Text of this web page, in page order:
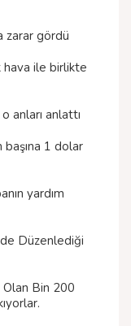
zarar gördü
hava ile birlikte
anları anlattı
başına 1 dolar
yardım
Düzenlediği
Olan Bin 200